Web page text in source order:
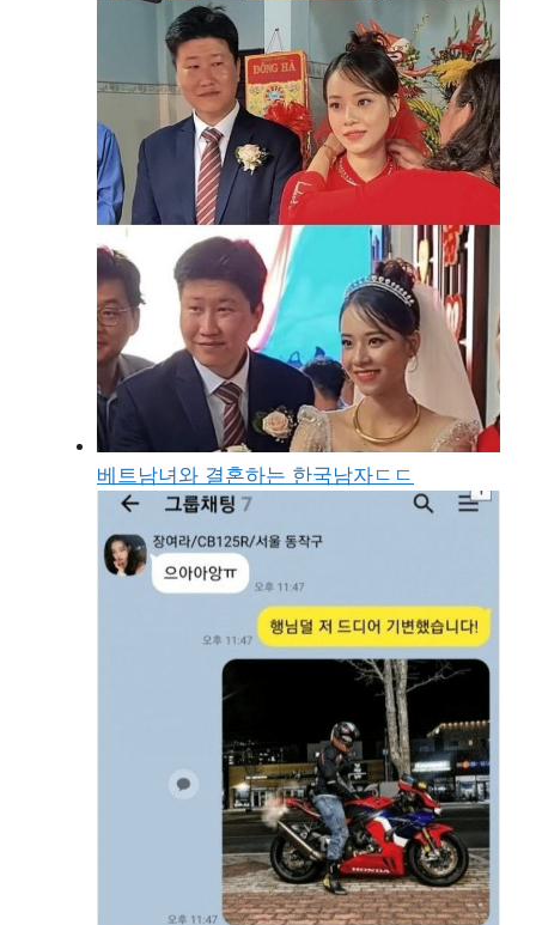
베트남녀와 결혼하는 한국남자ㄷㄷ